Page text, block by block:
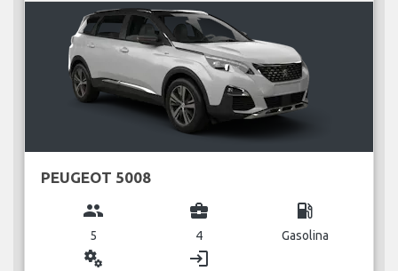
PEUGEOT 5008
group
5
business_center
4
local_gas_station
Gasolina
miscellaneous_services login